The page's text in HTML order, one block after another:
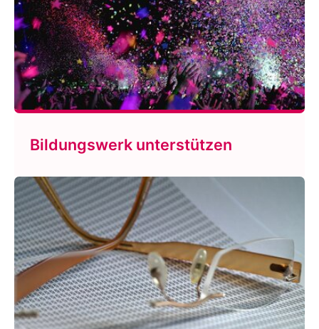
Bildungswerk unterstützen